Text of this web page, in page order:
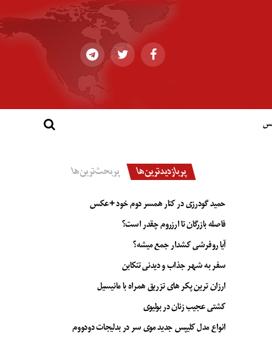
پربازدیدترین‌ها پربحث‌ترین‌ها
حمید گودرزی در کنار همسر دوم خود +عکس
فاصله بازرگان تا ارزروم چقدر است؟
آیا روفرشی کشدار جمع میشه؟
سفر به شهر جذاب و دیدنی تنکابن
ارزان ترین پکر های تزریق همراه با مانیسیل
کشتی عجیب زنان در بولیوی
انواع مدل کلیپس جدید موی سر در بدلیجات دودووم